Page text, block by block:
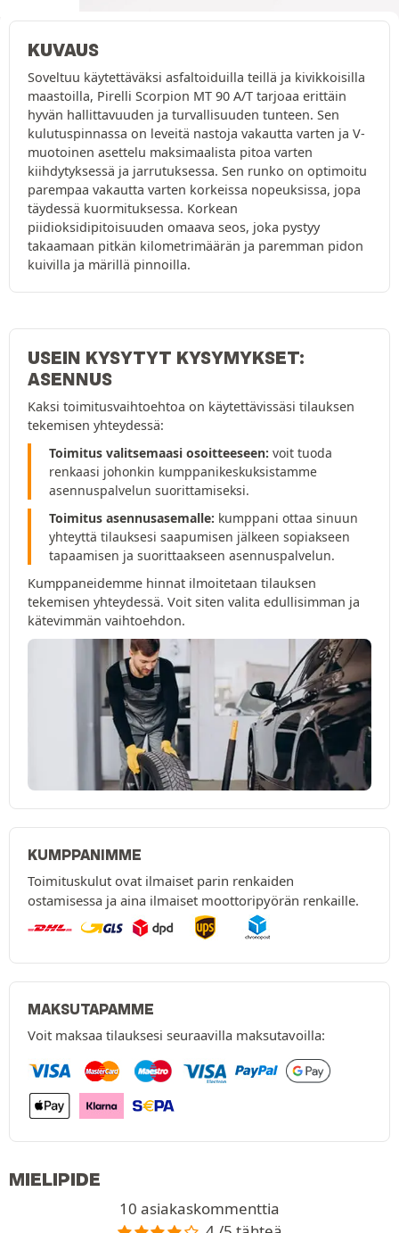
KUVAUS
Soveltuu käytettäväksi asfaltoiduilla teillä ja kivikkoisilla
maastoilla, Pirelli Scorpion MT 90 A/T tarjoaa erittäin
hyvän hallittavuuden ja turvallisuuden tunteen. Sen
kulutuspinnassa on leveitä nastoja vakautta varten ja V-
muotoinen asettelu maksimaalista pitoa varten
kiihdytyksessä ja jarrutuksessa. Sen runko on optimoitu
parempaa vakautta varten korkeissa nopeuksissa, jopa
täydessä kuormituksessa. Korkean
piidioksidipitoisuuden omaava seos, joka pystyy
takaamaan pitkän kilometrimäärän ja paremman pidon
kuivilla ja märillä pinnoilla.
USEIN KYSYTYT KYSYMYKSET:
ASENNUS
Kaksi toimitusvaihtoehtoa on käytettävissäsi tilauksen
tekemisen yhteydessä:
Toimitus valitsemaasi osoitteeseen: voit tuoda
renkaasi johonkin kumppanikeskuksistamme
asennuspalvelun suorittamiseksi.
Toimitus asennusasemalle: kumppani ottaa sinuun
yhteyttä tilauksesi saapumisen jälkeen sopiakseen
tapaamisen ja suorittaakseen asennuspalvelun.
Kumppaneidemme hinnat ilmoitetaan tilauksen
tekemisen yhteydessä. Voit siten valita edullisimman ja
kätevimmän vaihtoehdon.
KUMPPANIMME
Toimituskulut ovat ilmaiset parin renkaiden
ostamisessa ja aina ilmaiset moottoripyörän renkaille.
MAKSUTAPAMME
Voit maksaa tilauksesi seuraavilla maksutavoilla:
MIELIPIDE
10 asiakaskommenttia